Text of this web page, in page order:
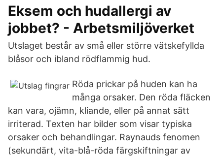
Eksem och hudallergi av
jobbet? - Arbetsmiljöverket
Utslaget består av små eller större vätskefyllda
blåsor och ibland rödflammig hud.
Röda prickar på huden kan ha
många orsaker. Den röda fläcken
kan vara, ojämn, kliande, eller på annat sätt
irriterad. Texten har bilder som visar typiska
orsaker och behandlingar. Raynauds fenomen
(sekundärt, vita-blå-röda färgskiftningar av